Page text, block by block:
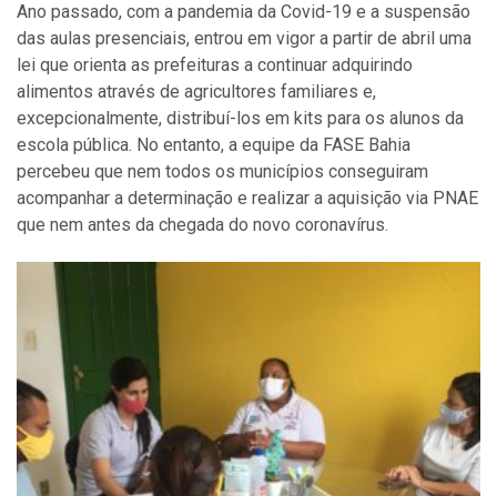
Ano passado, com a pandemia da Covid-19 e a suspensão
das aulas presenciais, entrou em vigor a partir de abril uma
lei que orienta as prefeituras a continuar adquirindo
alimentos através de agricultores familiares e,
excepcionalmente, distribuí-los em kits para os alunos da
escola pública. No entanto, a equipe da FASE Bahia
percebeu que nem todos os municípios conseguiram
acompanhar a determinação e realizar a aquisição via PNAE
que nem antes da chegada do novo coronavírus.